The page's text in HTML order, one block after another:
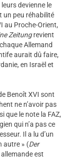
devienne le
un peu réhabilité
au Proche-Orient,
Zeitungrevient
Allemand
aurait dû faire,
en Israël et
Benoît XVI sont
ne n’avoir pas
que le note la FAZ,
qui n’a pas ce
Il a lu d’un
autre » (Der
est